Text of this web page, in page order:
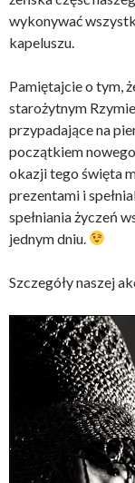
wykonywać
kapeluszu.
Pamiętajcie o tym,
starożytnym
przypadające na
początkiem
okazji tego święta
prezentami i
spełniania życzeń
jednym dniu.
Szczegóły naszej